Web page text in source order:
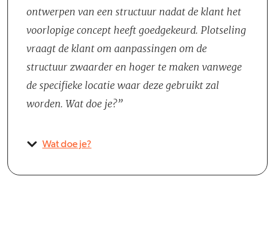
ontwerpen van een structuur nadat de klant het
voorlopige concept heeft goedgekeurd. Plotseling
vraagt de klant om aanpassingen om de
structuur zwaarder en hoger te maken vanwege
de specifieke locatie waar deze gebruikt zal
worden. Wat doe je?
Wat doe je?